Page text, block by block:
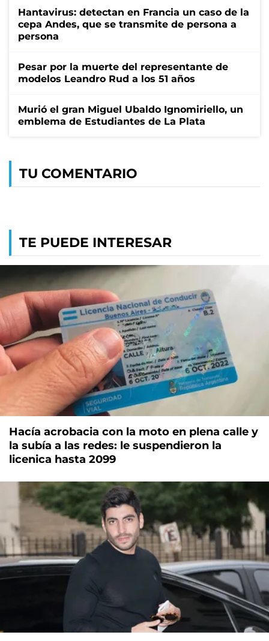
Hantavirus: detectan en Francia un caso de la
cepa Andes, que se transmite de persona a
persona
Pesar por la muerte del representante de
modelos Leandro Rud a los 51 años
Murió el gran Miguel Ubaldo Ignomiriello, un
emblema de Estudiantes de La Plata
TU COMENTARIO
TE PUEDE INTERESAR
Hacía acrobacia con la moto en plena calle y
la subía a las redes: le suspendieron la
licenica hasta 2099